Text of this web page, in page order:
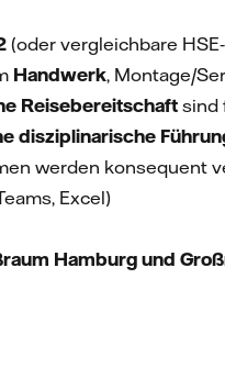
(oder vergleichbare
Handwerk, Montage/
Reisebereitschaft sind
disziplinarische
werden konsequent
Excel)
Hamburg und